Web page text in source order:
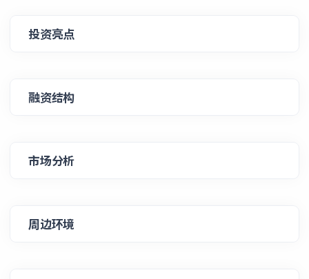
投资亮点
融资结构
市场分析
周边环境